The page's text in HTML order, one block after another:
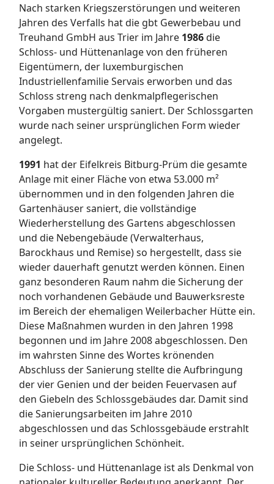
Nach starken Kriegszerstörungen und weiteren
Jahren des Verfalls hat die gbt Gewerbebau und
Treuhand GmbH aus Trier im Jahre 1986die
Schloss- und Hüttenanlage von den früheren
Eigentümern, der luxemburgischen
Industriellenfamilie Servais erworben und das
Schloss streng nach denkmalpflegerischen
Vorgaben mustergültig saniert. Der Schlossgarten
wurde nach seiner ursprünglichen Form wieder
angelegt.
1991 hat der Eifelkreis Bitburg-Prüm die gesamte
Anlage mit einer Fläche von etwa 53.000 m²
übernommen und in den folgenden Jahren die
Gartenhäuser saniert, die vollständige
Wiederherstellung des Gartens abgeschlossen
und die Nebengebäude (Verwalterhaus,
Barockhaus und Remise) so hergestellt, dass sie
wieder dauerhaft genutzt werden können. Einen
ganz besonderen Raum nahm die Sicherung der
noch vorhandenen Gebäude und Bauwerksreste
im Bereich der ehemaligen Weilerbacher Hütte ein.
Diese Maßnahmen wurden in den Jahren 1998
begonnen und im Jahre 2008 abgeschlossen. Den
im wahrsten Sinne des Wortes krönenden
Abschluss der Sanierung stellte die Aufbringung
der vier Genien und der beiden Feuervasen auf
den Giebeln des Schlossgebäudes dar. Damit sind
die Sanierungsarbeiten im Jahre 2010
abgeschlossen und das Schlossgebäude erstrahlt
in seiner ursprünglichen Schönheit.
Die Schloss- und Hüttenanlage ist als Denkmal von